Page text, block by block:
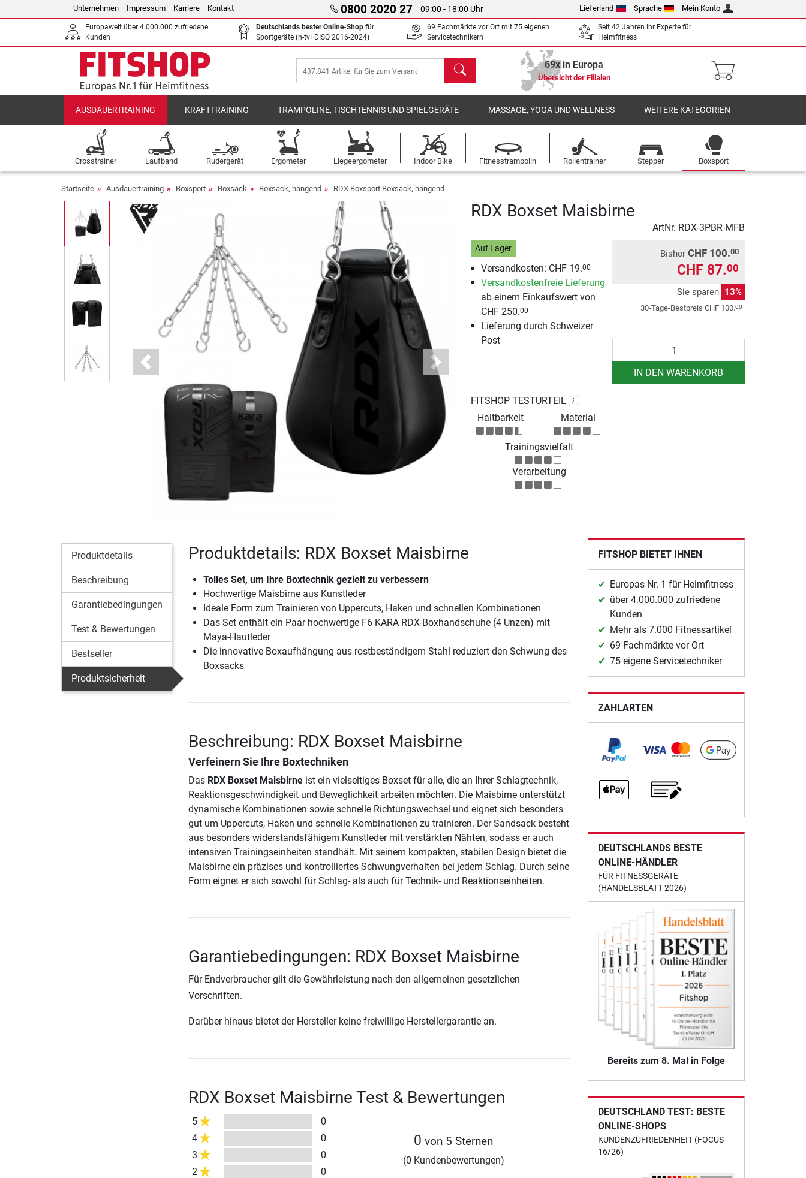
Unternehmen Impressum Karriere Kontakt 0800 2020 27 09:00 - 18:00 Uhr Lieferland Sprache Mein Konto
Europaweit über 4.000.000 zufriedene
Kunden
Deutschlands bester Online-Shop für
Sportgeräte (n-tv+DISQ 2016-2024)
69 Fachmärkte vor Ort mit 75 eigenen
Servicetechnikern
Seit 42 Jahren Ihr Experte für
Heimfitness
Suchen 69x in Europa
Übersicht der Filialen
AUSDAUERTRAINING KRAFTTRAINING TRAMPOLINE, TISCHTENNIS UND SPIELGERÄTE MASSAGE, YOGA UND WELLNESS WEITERE KATEGORIEN
Crosstrainer Laufband Rudergerät Ergometer Liegeergometer Indoor Bike Fitnesstrampolin Rollentrainer Stepper Boxsport
Startseite Ausdauertraining Boxsport Boxsack Boxsack, hängend RDX Boxsport Boxsack, hängend
Previous Next
RDX Boxset Maisbirne
ArtNr. RDX-3PBR-MFB
Auf Lager
Versandkosten: CHF 19.00
Versandkostenfreie Lieferung
ab einem Einkaufswert von
CHF 250.00
Lieferung durch Schweizer
Post
Bisher CHF 100.00
CHF 87.00
Sie sparen 13%
30-Tage-Bestpreis CHF 100.00
IN DEN WARENKORB
FITSHOP TESTURTEIL
Haltbarkeit
Material
Trainingsvielfalt
Verarbeitung
Produktdetails
Beschreibung
Garantiebedingungen
Test & Bewertungen
Bestseller
Produktsicherheit
Produktdetails: RDX Boxset Maisbirne
Tolles Set, um Ihre Boxtechnik gezielt zu verbessern
Hochwertige Maisbirne aus Kunstleder
Ideale Form zum Trainieren von Uppercuts, Haken und schnellen Kombinationen
Das Set enthält ein Paar hochwertige F6 KARA RDX-Boxhandschuhe (4 Unzen) mit
Maya-Hautleder
Die innovative Boxaufhängung aus rostbeständigem Stahl reduziert den Schwung des
Boxsacks
Beschreibung: RDX Boxset Maisbirne
Verfeinern Sie Ihre Boxtechniken
Das RDX Boxset Maisbirneist ein vielseitiges Boxset für alle, die an Ihrer Schlagtechnik,
Reaktionsgeschwindigkeit und Beweglichkeit arbeiten möchten. Die Maisbirne unterstützt
dynamische Kombinationen sowie schnelle Richtungswechsel und eignet sich besonders
gut um Uppercuts, Haken und schnelle Kombinationen zu trainieren. Der Sandsack besteht
aus besonders widerstandsfähigem Kunstleder mit verstärkten Nähten, sodass er auch
intensiven Trainingseinheiten standhält. Mit seinem kompakten, stabilen Design bietet die
Maisbirne ein präzises und kontrolliertes Schwungverhalten bei jedem Schlag. Durch seine
Form eignet er sich sowohl für Schlag- als auch für Technik- und Reaktionseinheiten.
Garantiebedingungen: RDX Boxset Maisbirne
Für Endverbraucher gilt die Gewährleistung nach den allgemeinen gesetzlichen
Vorschriften.
Darüber hinaus bietet der Hersteller keine freiwillige Herstellergarantie an.
RDX Boxset Maisbirne Test & Bewertungen
5
0
4
0
3
0
2
0
0 von 5 Sternen
(0 Kundenbewertungen)
FITSHOP BIETET IHNEN
Europas Nr. 1 für Heimfitness
über 4.000.000 zufriedene
Kunden
Mehr als 7.000 Fitnessartikel
69 Fachmärkte vor Ort
75 eigene Servicetechniker
ZAHLARTEN
DEUTSCHLANDS BESTE
ONLINE-HÄNDLER
FÜR FITNESSGERÄTE
(HANDELSBLATT 2026)
Bereits zum 8. Mal in Folge
DEUTSCHLAND TEST: BESTE
ONLINE-SHOPS
KUNDENZUFRIEDENHEIT (FOCUS
16/26)